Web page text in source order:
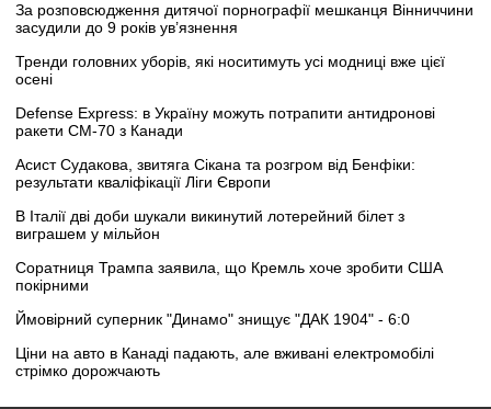
За розповсюдження дитячої порнографії мешканця Вінниччини
засудили до 9 років ув’язнення
Тренди головних уборів, які носитимуть усі модниці вже цієї
осені
Defense Express: в Україну можуть потрапити антидронові
ракети CM-70 з Канади
Асист Судакова, звитяга Сікана та розгром від Бенфіки:
результати кваліфікації Ліги Європи
В Італії дві доби шукали викинутий лотерейний білет з
виграшем у мільйон
Соратниця Трампа заявила, що Кремль хоче зробити США
покірними
Ймовірний суперник "Динамо" знищує "ДАК 1904" - 6:0
Ціни на авто в Канаді падають, але вживані електромобілі
стрімко дорожчають